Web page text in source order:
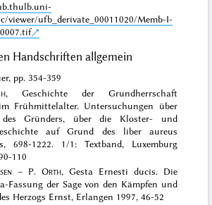
viewer/ufb_derivate_00011020/Memb-I-
Handschriften allgemein
pp. 354-359
, Geschichte der Grundherrschaft
Frühmittelalter. Untersuchungen über
Gründers, über die Kloster- und
auf Grund des liber aureus
698-1222. 1/1: Textband, Luxemburg
110
– P. Orth, Gesta Ernesti ducis. Die
Fassung der Sage von den Kämpfen und
Herzogs Ernst, Erlangen 1997, 46-52